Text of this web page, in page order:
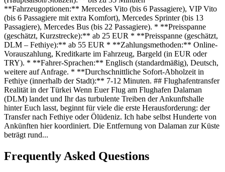
**Fahrzeugoptionen:** Mercedes Vito (bis 6 Passagiere), VIP Vito
(bis 6 Passagiere mit extra Komfort), Mercedes Sprinter (bis 13
Passagiere), Mercedes Bus (bis 22 Passagiere). * **Preisspanne
(geschätzt, Kurzstrecke):** ab 25 EUR * **Preisspanne (geschätzt,
DLM – Fethiye):** ab 55 EUR * **Zahlungsmethoden:** Online-
Vorauszahlung, Kreditkarte im Fahrzeug, Bargeld (in EUR oder
TRY). * **Fahrer-Sprachen:** Englisch (standardmäßig), Deutsch,
weitere auf Anfrage. * **Durchschnittliche Sofort-Abholzeit in
Fethiye (innerhalb der Stadt):** 7-12 Minuten. ## Flughafentransfer
Realität in der Türkei Wenn Euer Flug am Flughafen Dalaman
(DLM) landet und Ihr das turbulente Treiben der Ankunftshalle
hinter Euch lasst, beginnt für viele die erste Herausforderung: der
Transfer nach Fethiye oder Ölüdeniz. Ich habe selbst Hunderte von
Ankünften hier koordiniert. Die Entfernung von Dalaman zur Küste
beträgt rund...
Frequently Asked Questions